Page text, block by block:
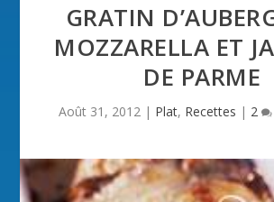
GRATIN
MOZZARELLA ET
DE PARME
Août 31, 2012| Plat, Recettes | 2